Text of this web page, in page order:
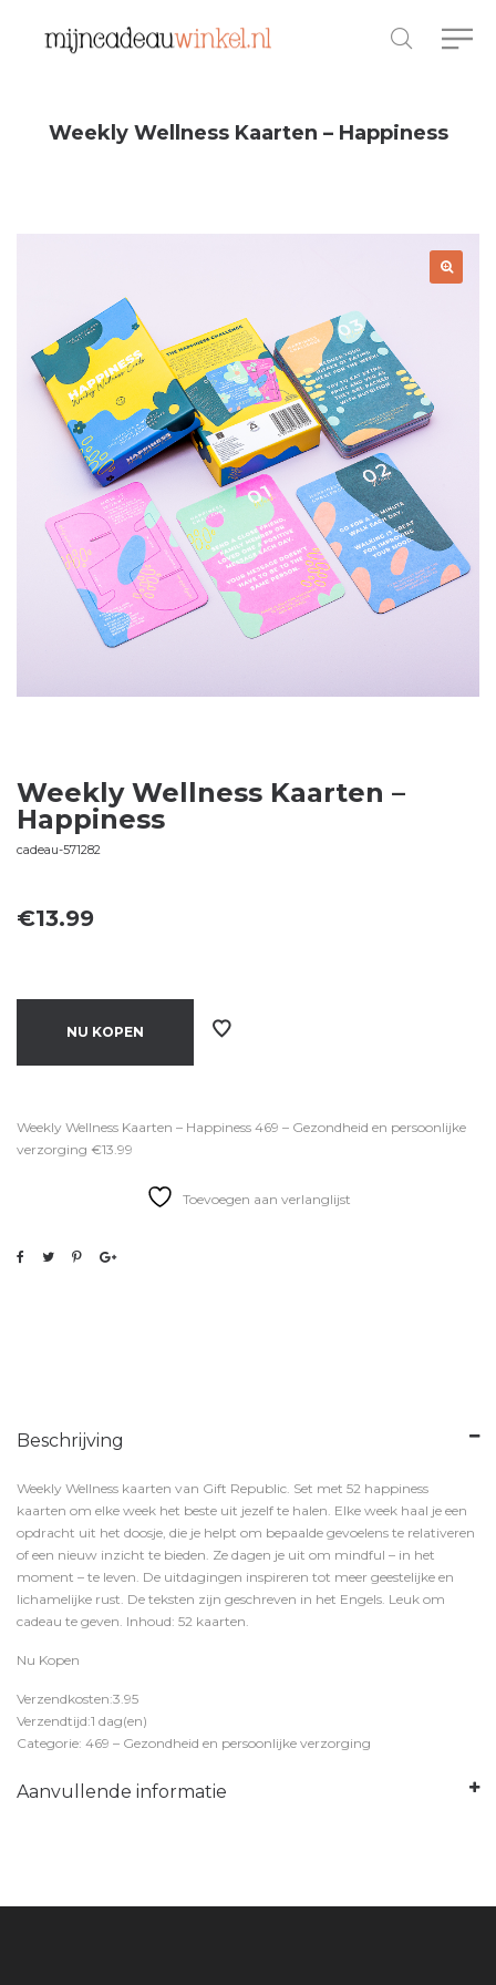
Weekly Wellness Kaarten – Happiness
Weekly Wellness Kaarten –
Happiness
cadeau-571282
€13.99
NU KOPEN
Weekly Wellness Kaarten – Happiness 469 – Gezondheid en persoonlijke
verzorging €13.99
Toevoegen aan verlanglijst
Beschrijving
Weekly Wellness kaarten van Gift Republic. Set met 52 happiness
kaarten om elke week het beste uit jezelf te halen. Elke week haal je een
opdracht uit het doosje, die je helpt om bepaalde gevoelens te relativeren
of een nieuw inzicht te bieden. Ze dagen je uit om mindful – in het
moment – te leven. De uitdagingen inspireren tot meer geestelijke en
lichamelijke rust. De teksten zijn geschreven in het Engels. Leuk om
cadeau te geven. Inhoud: 52 kaarten.
Nu Kopen
Verzendkosten:3.95
Verzendtijd:1 dag(en)
Categorie: 469 – Gezondheid en persoonlijke verzorging
Aanvullende informatie